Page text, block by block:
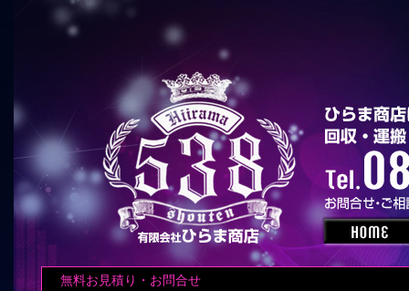
無料お見積り・お問合せ